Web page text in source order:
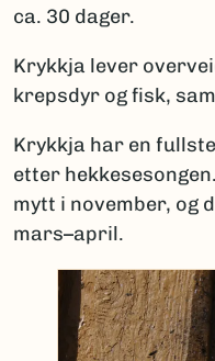
ca. 30 dager.
Krykkja lever
krepsdyr og fisk,
Krykkja har en
etter
mytt i november, og
mars–april.